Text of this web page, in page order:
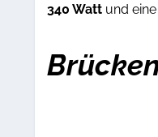
340 Watt und eine